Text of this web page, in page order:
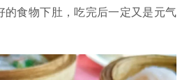
的食物下肚，吃完后一定又是元气